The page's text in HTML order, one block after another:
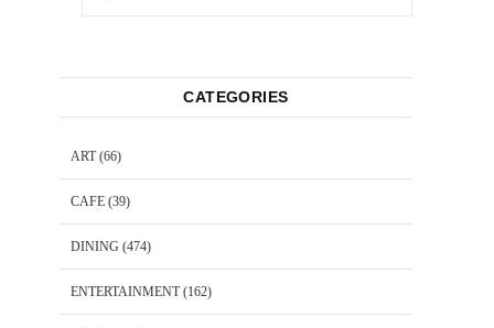
CATEGORIES
ART(66)
CAFE (39)
DINING (474)
ENTERTAINMENT(162)